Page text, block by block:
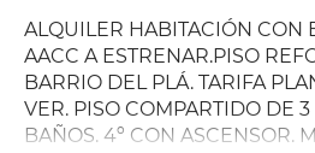
ALQUILER HABITACIÓN CON
AACC A ESTRENAR.PISO
BARRIO DEL PLÁ. TARIFA
VER. PISO COMPARTIDO DE
BAÑOS. 4º CON ASCENSOR.